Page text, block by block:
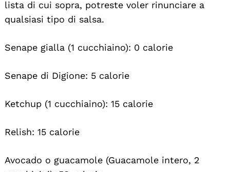
lista di cui sopra, potreste voler rinunciare a
qualsiasi tipo di salsa.
Senape gialla (1 cucchiaino): 0 calorie
Senape di Digione: 5 calorie
Ketchup (1 cucchiaino): 15 calorie
Relish: 15 calorie
Avocado o guacamole (Guacamole intero, 2